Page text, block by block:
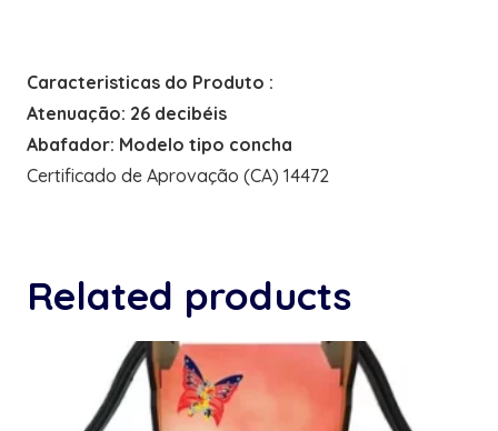
Caracteristicas do Produto :
Atenuação: 26 decibéis
Abafador: Modelo tipo concha
Certificado de Aprovação (CA) 14472
Related products